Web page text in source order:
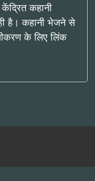
केंद्रित कहानी
है। कहानी भेजने से
के लिए लिंक